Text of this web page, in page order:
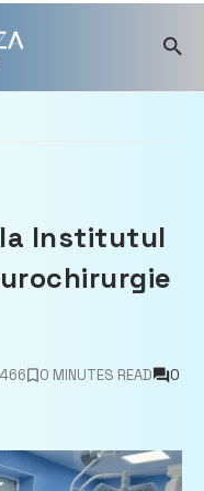
la Institutul
466 0 MINUTES READ 0